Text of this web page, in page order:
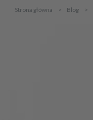
Strona główna Blog